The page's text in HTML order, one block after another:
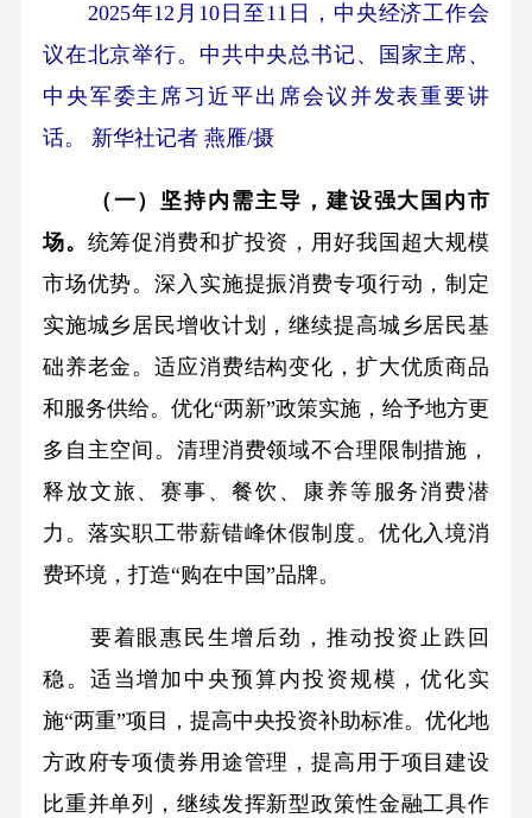
2025年12月10日至11日，中央经济工作会
议在北京举行。中共中央总书记、国家主席、
中央军委主席习近平出席会议并发表重要讲
话。 新华社记者 燕雁/摄
（一）坚持内需主导，建设强大国内市
场。 统筹促消费和扩投资，用好我国超大规模
市场优势。深入实施提振消费专项行动，制定
实施城乡居民增收计划，继续提高城乡居民基
础养老金。适应消费结构变化，扩大优质商品
和服务供给。优化“两新”政策实施，给予地方更
多自主空间。清理消费领域不合理限制措施，
释放文旅、赛事、餐饮、康养等服务消费潜
力。落实职工带薪错峰休假制度。优化入境消
费环境，打造“购在中国”品牌。
要着眼惠民生增后劲，推动投资止跌回
稳。适当增加中央预算内投资规模，优化实
施“两重”项目，提高中央投资补助标准。优化地
方政府专项债券用途管理，提高用于项目建设
比重并单列，继续发挥新型政策性金融工具作